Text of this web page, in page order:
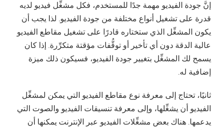
إنَّ جودة الفيديو مهمة جدًا للمستخدم، فكل مشغِّل فيديو لديه
قدرة على تشغيل أنواع مختلفة من جودة الفيديو. لذا يجب أن
يكون المشغِّل الذي ستختاره قادرًا على تشغيل مقاطع الفيديو
عالية الدقة دون أي تأخير أو توقُّفات مؤقتة متكرِّرة. إذا كان
يسمح لك المشغِّل بتغيير جودة الفيديو، فسيكون ذلك ميزة
إضافية له.
ثانيًا، تحتاج إلى معرفة نوع مقاطع الفيديو التي يمكن لمشغِّل
الفيديو أن يشغِّلها، وإلى معرفة تنسيقات الفيديو والصوت التي
يدعمها. هناك بعض مشغِّلات الفيديو عبر الإنترنت يمكنها أن